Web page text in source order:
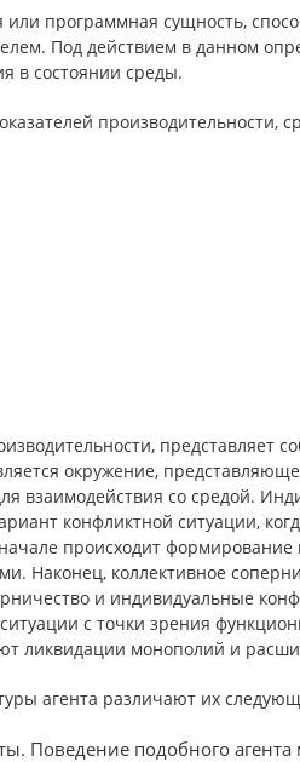
или программная сущность,
Под действием в данном
в состоянии среды.
представляет
окружение,
взаимодействия со средой.
конфликтной ситуации,
происходит формирование
Наконец, коллективное
и индивидуальные
с точки зрения
ликвидации монополий и
агента различают их
Поведение подобного